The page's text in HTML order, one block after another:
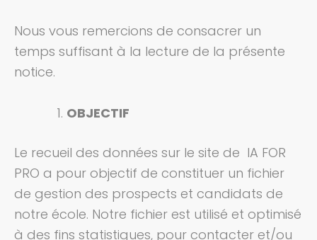
Nous vous remercions de consacrer un
temps suffisant à la lecture de la présente
notice.
OBJECTIF
Le recueil des données sur le site de IA FOR
PRO a pour objectif de constituer un fichier
de gestion des prospects et candidats de
notre école. Notre fichier est utilisé et optimisé
à des fins statistiques, pour contacter et/ou